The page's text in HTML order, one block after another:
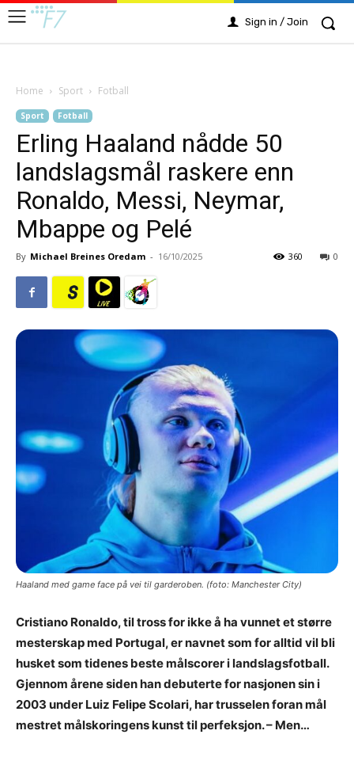
Sign in / Join
Home Sport Fotball
Sport Fotball
Erling Haaland nådde 50
landslagsmål raskere enn
Ronaldo, Messi, Neymar,
Mbappe og Pelé
By Michael Breines Oredam - 16/10/2025 0
360
Haaland med game face på vei til garderoben. (foto: Manchester City)
Cristiano Ronaldo, til tross for ikke å ha vunnet et større
mesterskap med Portugal, er navnet som for alltid vil bli
husket som tidenes beste målscorer i landslagsfotball.
Gjennom årene siden han debuterte for nasjonen sin i
2003 under Luiz Felipe Scolari, har trusselen foran mål
mestret målskoringens kunst til perfeksjon. – Men…